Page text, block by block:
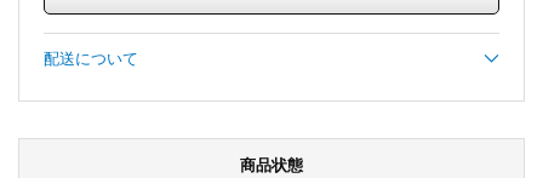
配送について
商品状態